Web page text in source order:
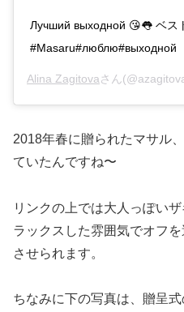
Лучший выходной 😘👅 ベス
#Masaru#люблю#выходной
Alina Zagitovaさん
2018年春に贈られたマサル
ていたんですね〜
リンクの上では大人っぽい
ラックスした雰囲気でオフ
させられます。
ちなみに下の写真は、贈呈